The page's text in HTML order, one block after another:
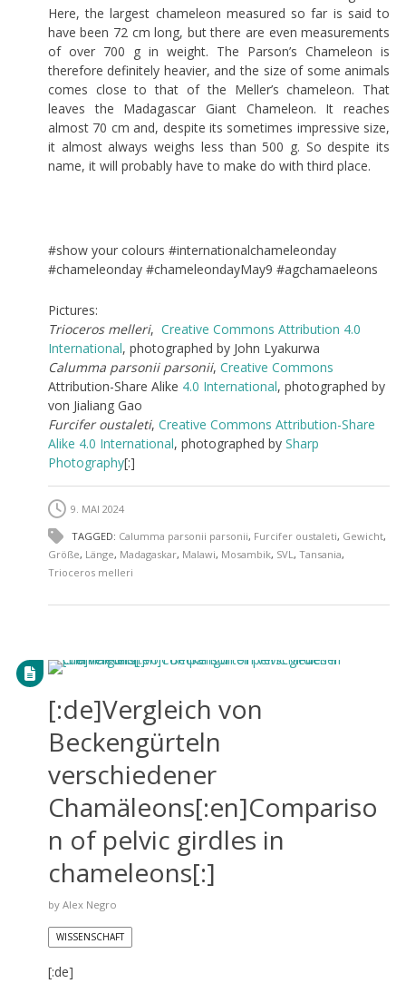
Here, the largest chameleon measured so far is said to
have been 72 cm long, but there are even measurements
of over 700 g in weight. The Parson’s Chameleon is
therefore definitely heavier, and the size of some animals
comes close to that of the Meller’s chameleon. That
leaves the Madagascar Giant Chameleon. It reaches
almost 70 cm and, despite its sometimes impressive size,
it almost always weighs less than 500 g. So despite its
name, it will probably have to make do with third place.
#show your colours #internationalchameleonday
#chameleonday #chameleondayMay9 #agchamaeleons
Pictures:
Trioceros melleri, Creative Commons Attribution 4.0
International, photographed by John Lyakurwa
Calumma parsonii parsonii, Creative Commons
Attribution-Share Alike 4.0 International, photographed by
von Jialiang Gao
Furcifer oustaleti, Creative Commons Attribution-Share
Alike 4.0 International, photographed by Sharp
Photography[:]
9. MAI 2024
TAGGED: Calumma parsonii parsonii, Furcifer oustaleti, Gewicht,
Größe, Länge, Madagaskar, Malawi, Mosambik, SVL , Tansania,
Trioceros melleri
[:de]Vergleich von
Beckengürteln
verschiedener
Chamäleons[:en]Compariso
n of pelvic girdles in
chameleons[:]
by Alex Negro
WISSENSCHAFT
[:de]